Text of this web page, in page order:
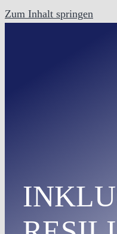
Zum Inhalt springen